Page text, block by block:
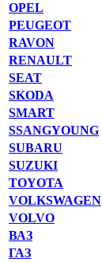
OPEL
PEUGEOT
RAVON
RENAULT
SEAT
SKODA
SMART
SSANGYOUNG
SUBARU
SUZUKI
TOYOTA
VOLKSWAGEN
VOLVO
ВАЗ
ГАЗ